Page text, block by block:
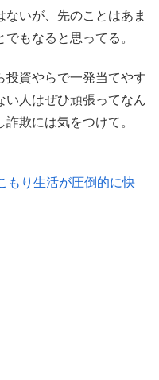
いが、先のことはあま
もなると思ってる。
投資やらで一発当てやす
い人はぜひ頑張ってなん
欺には気をつけて。
もり生活が圧倒的に快